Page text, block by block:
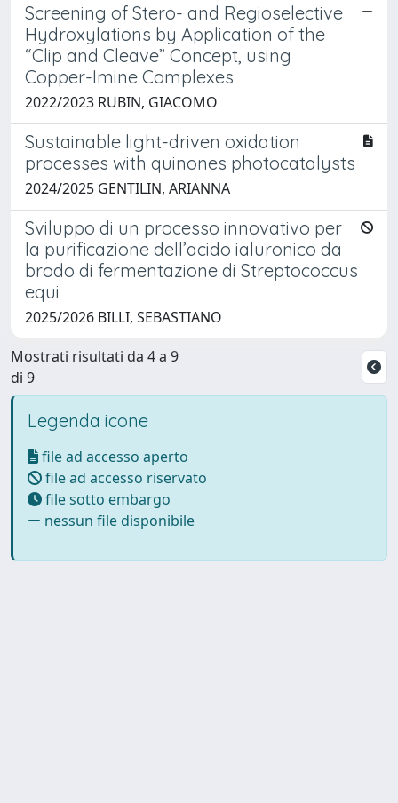
Screening of Stero- and Regioselective
Hydroxylations by Application of the
“Clip and Cleave” Concept, using
Copper-Imine Complexes
2022/2023 RUBIN, GIACOMO
Sustainable light-driven oxidation
processes with quinones photocatalysts
2024/2025 GENTILIN, ARIANNA
Sviluppo di un processo innovativo per
la purificazione dell’acido ialuronico da
brodo di fermentazione di Streptococcus
equi
2025/2026 BILLI, SEBASTIANO
Mostrati risultati da 4 a 9
di 9
Legenda icone
file ad accesso aperto
file ad accesso riservato
file sotto embargo
nessun file disponibile